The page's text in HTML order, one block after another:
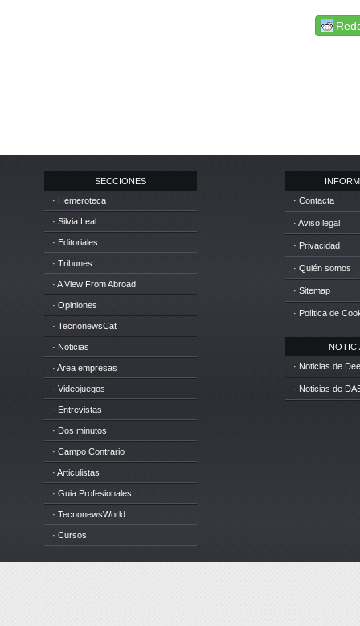
SECCIONES
· Hemeroteca
· Silvia Leal
· Editoriales
· Tribunes
· A View From Abroad
· Opiniones
· TecnonewsCat
· Noticias
· Area empresas
· Videojuegos
· Entrevistas
· Dos minutos
· Campo Contrario
· Articulistas
· Guia Profesionales
· TecnonewsWorld
· Cursos
· Contacta
· Aviso legal
· Privacidad
· Quién somos
· Sitemap
· Política de
· Noticias de
· Noticias de